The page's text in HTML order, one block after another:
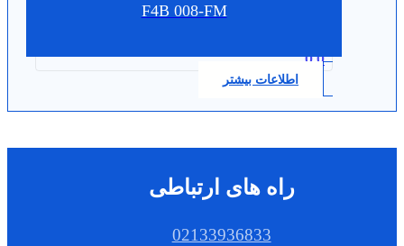
F4B 008-FM
0.0
اطلاعات بیشتر
راه های ارتباطی
02133936833